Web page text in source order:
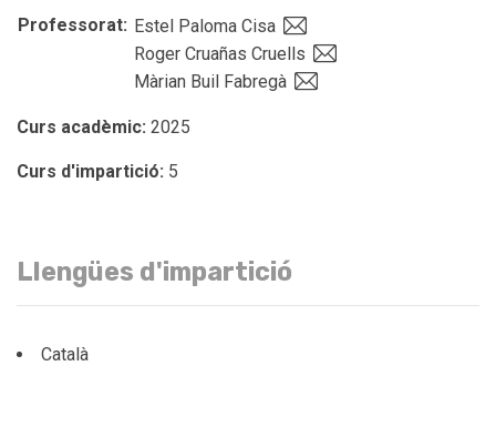
Professorat: Estel Paloma Cisa
Roger Cruañas Cruells
Màrian Buil Fabregà
Curs acadèmic: 2025
Curs d'impartició: 5
Llengües d'impartició
Català